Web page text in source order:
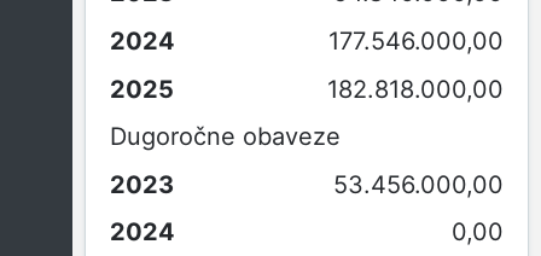
177.546.000,00
182.818.000,00
Dugoročne obaveze
53.456.000,00
0,00